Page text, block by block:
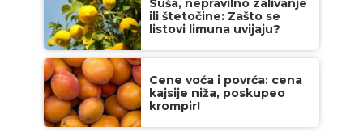
Suša, nepravilno zalivanje
ili štetočine: Zašto se
listovi limuna uvijaju?
Cene voća i povrća: cena
kajsije niža, poskupeo
krompir!